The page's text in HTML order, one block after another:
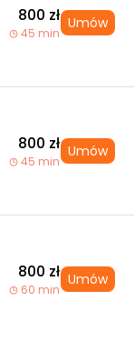
800 zł
45 min
Umów
800 zł
45 min
Umów
800 zł
60 min
Umów